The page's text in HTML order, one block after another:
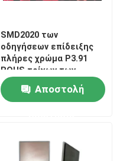
SMD2020 των
οδηγήσεων επίδειξης
πλήρες χρώμα P3.91
ROHS τοίχων των
εσωτερικών οδηγήσεων
τηλεοπτικόΑποστολή